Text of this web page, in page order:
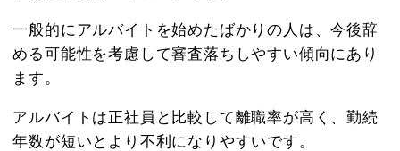
一般的にアルバイトを始めたばかりの人は、今後辞
める可能性を考慮して審査落ちしやすい傾向にあり
ます。
アルバイトは正社員と比較して離職率が高く、勤続
年数が短いとより不利になりやすいです。